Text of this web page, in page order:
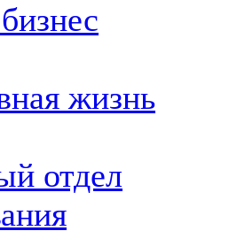
жизнь
отдел